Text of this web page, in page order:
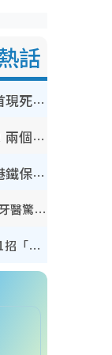
話
奪命寄生蟲｜食生菜狂瀉首現死者！疫潮惡化錄1.8萬宗病例 揭洗菜3大謬誤
銀行高層戀上水療女技師！兩個月借128萬驚覺「沉船」沉落火海 揭背後疑似邪教操控賣淫
內地客歎港人唔識老！揭港鐵保鮮級冷氣 港人求放過：咪投訴
牙線棒亂用隨時越清越污糟！牙醫驚揭盲目過戶細菌恐致蛀牙：呢種先係日常真保養
WhatsApp預設貼圖點刪？揭1招「反向操作」還原簡潔介面 附3步實測教學